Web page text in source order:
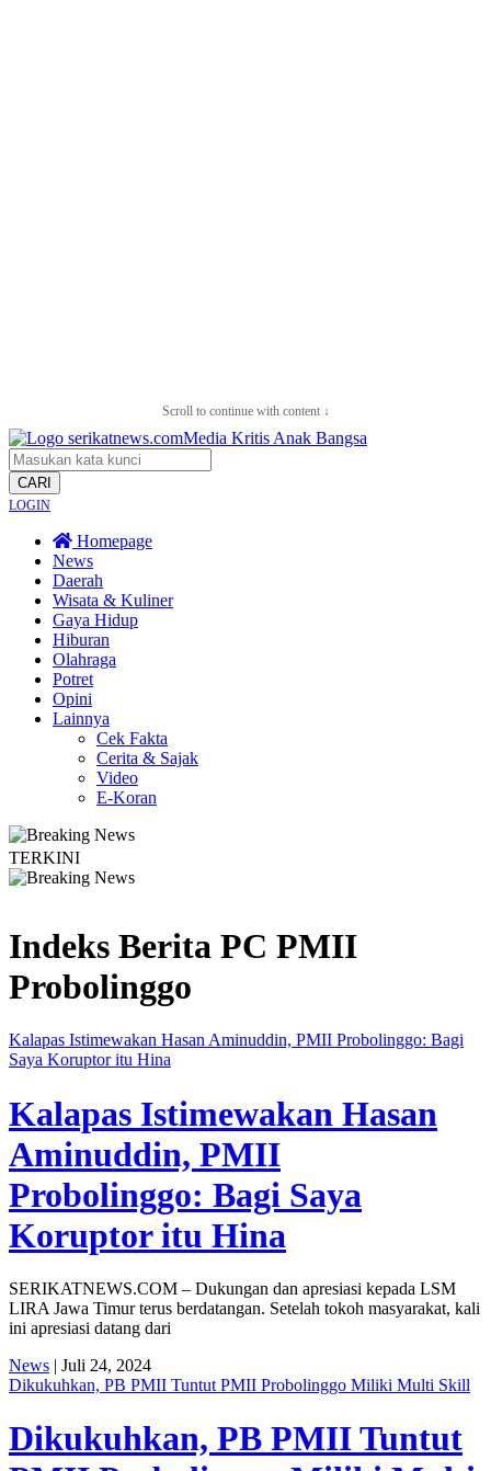
Scroll to continue with content ↓
CARI
LOGIN
Homepage
News
Daerah
Wisata & Kuliner
Gaya Hidup
Hiburan
Olahraga
Potret
Opini
Lainnya
Cek Fakta
Cerita & Sajak
Video
E-Koran
TERKINI
Indeks Berita PC PMII
Probolinggo
Kalapas Istimewakan Hasan Aminuddin, PMII Probolinggo: Bagi
Saya Koruptor itu Hina
Kalapas Istimewakan Hasan
Aminuddin, PMII
Probolinggo: Bagi Saya
Koruptor itu Hina
SERIKATNEWS.COM – Dukungan dan apresiasi kepada LSM
LIRA Jawa Timur terus berdatangan. Setelah tokoh masyarakat, kali
ini apresiasi datang dari
News | Juli 24, 2024
Dikukuhkan, PB PMII Tuntut PMII Probolinggo Miliki Multi Skill
Dikukuhkan, PB PMII Tuntut